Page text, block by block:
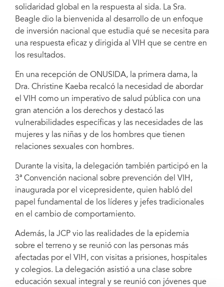
solidaridad global en la respuesta al sida. La Sra.
Beagle dio la bienvenida al desarrollo de un enfoque
de inversión nacional que estudia qué se necesita para
una respuesta eficaz y dirigida al VIH que se centre en
los resultados.
En una recepción de ONUSIDA, la primera dama, la
Dra. Christine Kaeba recalcó la necesidad de abordar
el VIH como un imperativo de salud pública con una
gran atención a los derechos y destacó las
vulnerabilidades específicas y las necesidades de las
mujeres y las niñas y de los hombres que tienen
relaciones sexuales con hombres.
Durante la visita, la delegación también participó en la
3ª Convención nacional sobre prevención del VIH,
inaugurada por el vicepresidente, quien habló del
papel fundamental de los líderes y jefes tradicionales
en el cambio de comportamiento.
Además, la JCP vio las realidades de la epidemia
sobre el terreno y se reunió con las personas más
afectadas por el VIH, con visitas a prisiones, hospitales
y colegios. La delegación asistió a una clase sobre
educación sexual integral y se reunió con jóvenes que